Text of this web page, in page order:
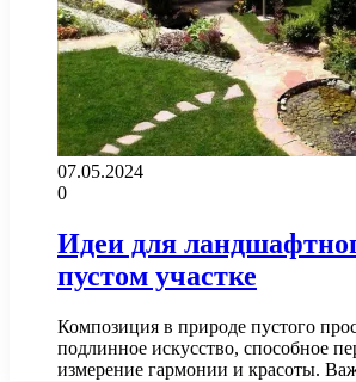
07.05.2024
0
Идеи для
пустом участке
Композиция в природе пустого
подлинное искусство, способное
измерение гармонии и красоты.